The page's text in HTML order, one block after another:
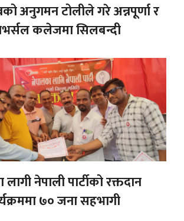
अनुगमन टोलीले गरे अन्नपूर्णा र
कलेजमा सिलबन्दी
नेपाली पार्टीको रक्तदान
७० जना सहभागी